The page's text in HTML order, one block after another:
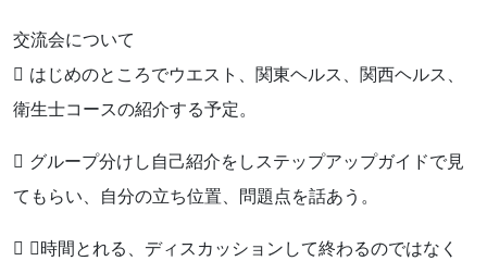
交流会について
 はじめのところでウエスト、関東ヘルス、関西ヘルス、
衛生士コースの紹介する予定。
 グループ分けし自己紹介をしステップアップガイドで見
てもらい、自分の立ち位置、問題点を話あう。
 １時間とれる、ディスカッションして終わるのではなく